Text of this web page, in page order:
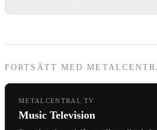
FORTSÄTT MED
METALCENTRAL TV
Music Television